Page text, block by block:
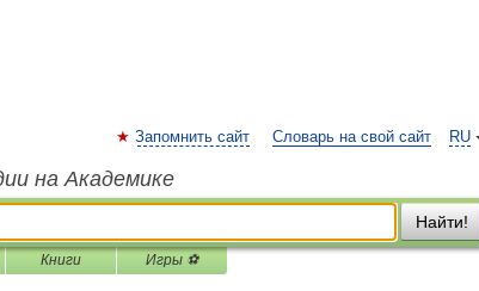
RU
Запомнить сайт Словарь на свой сайт
на Академике
Найти!
Книги Игры ⚽